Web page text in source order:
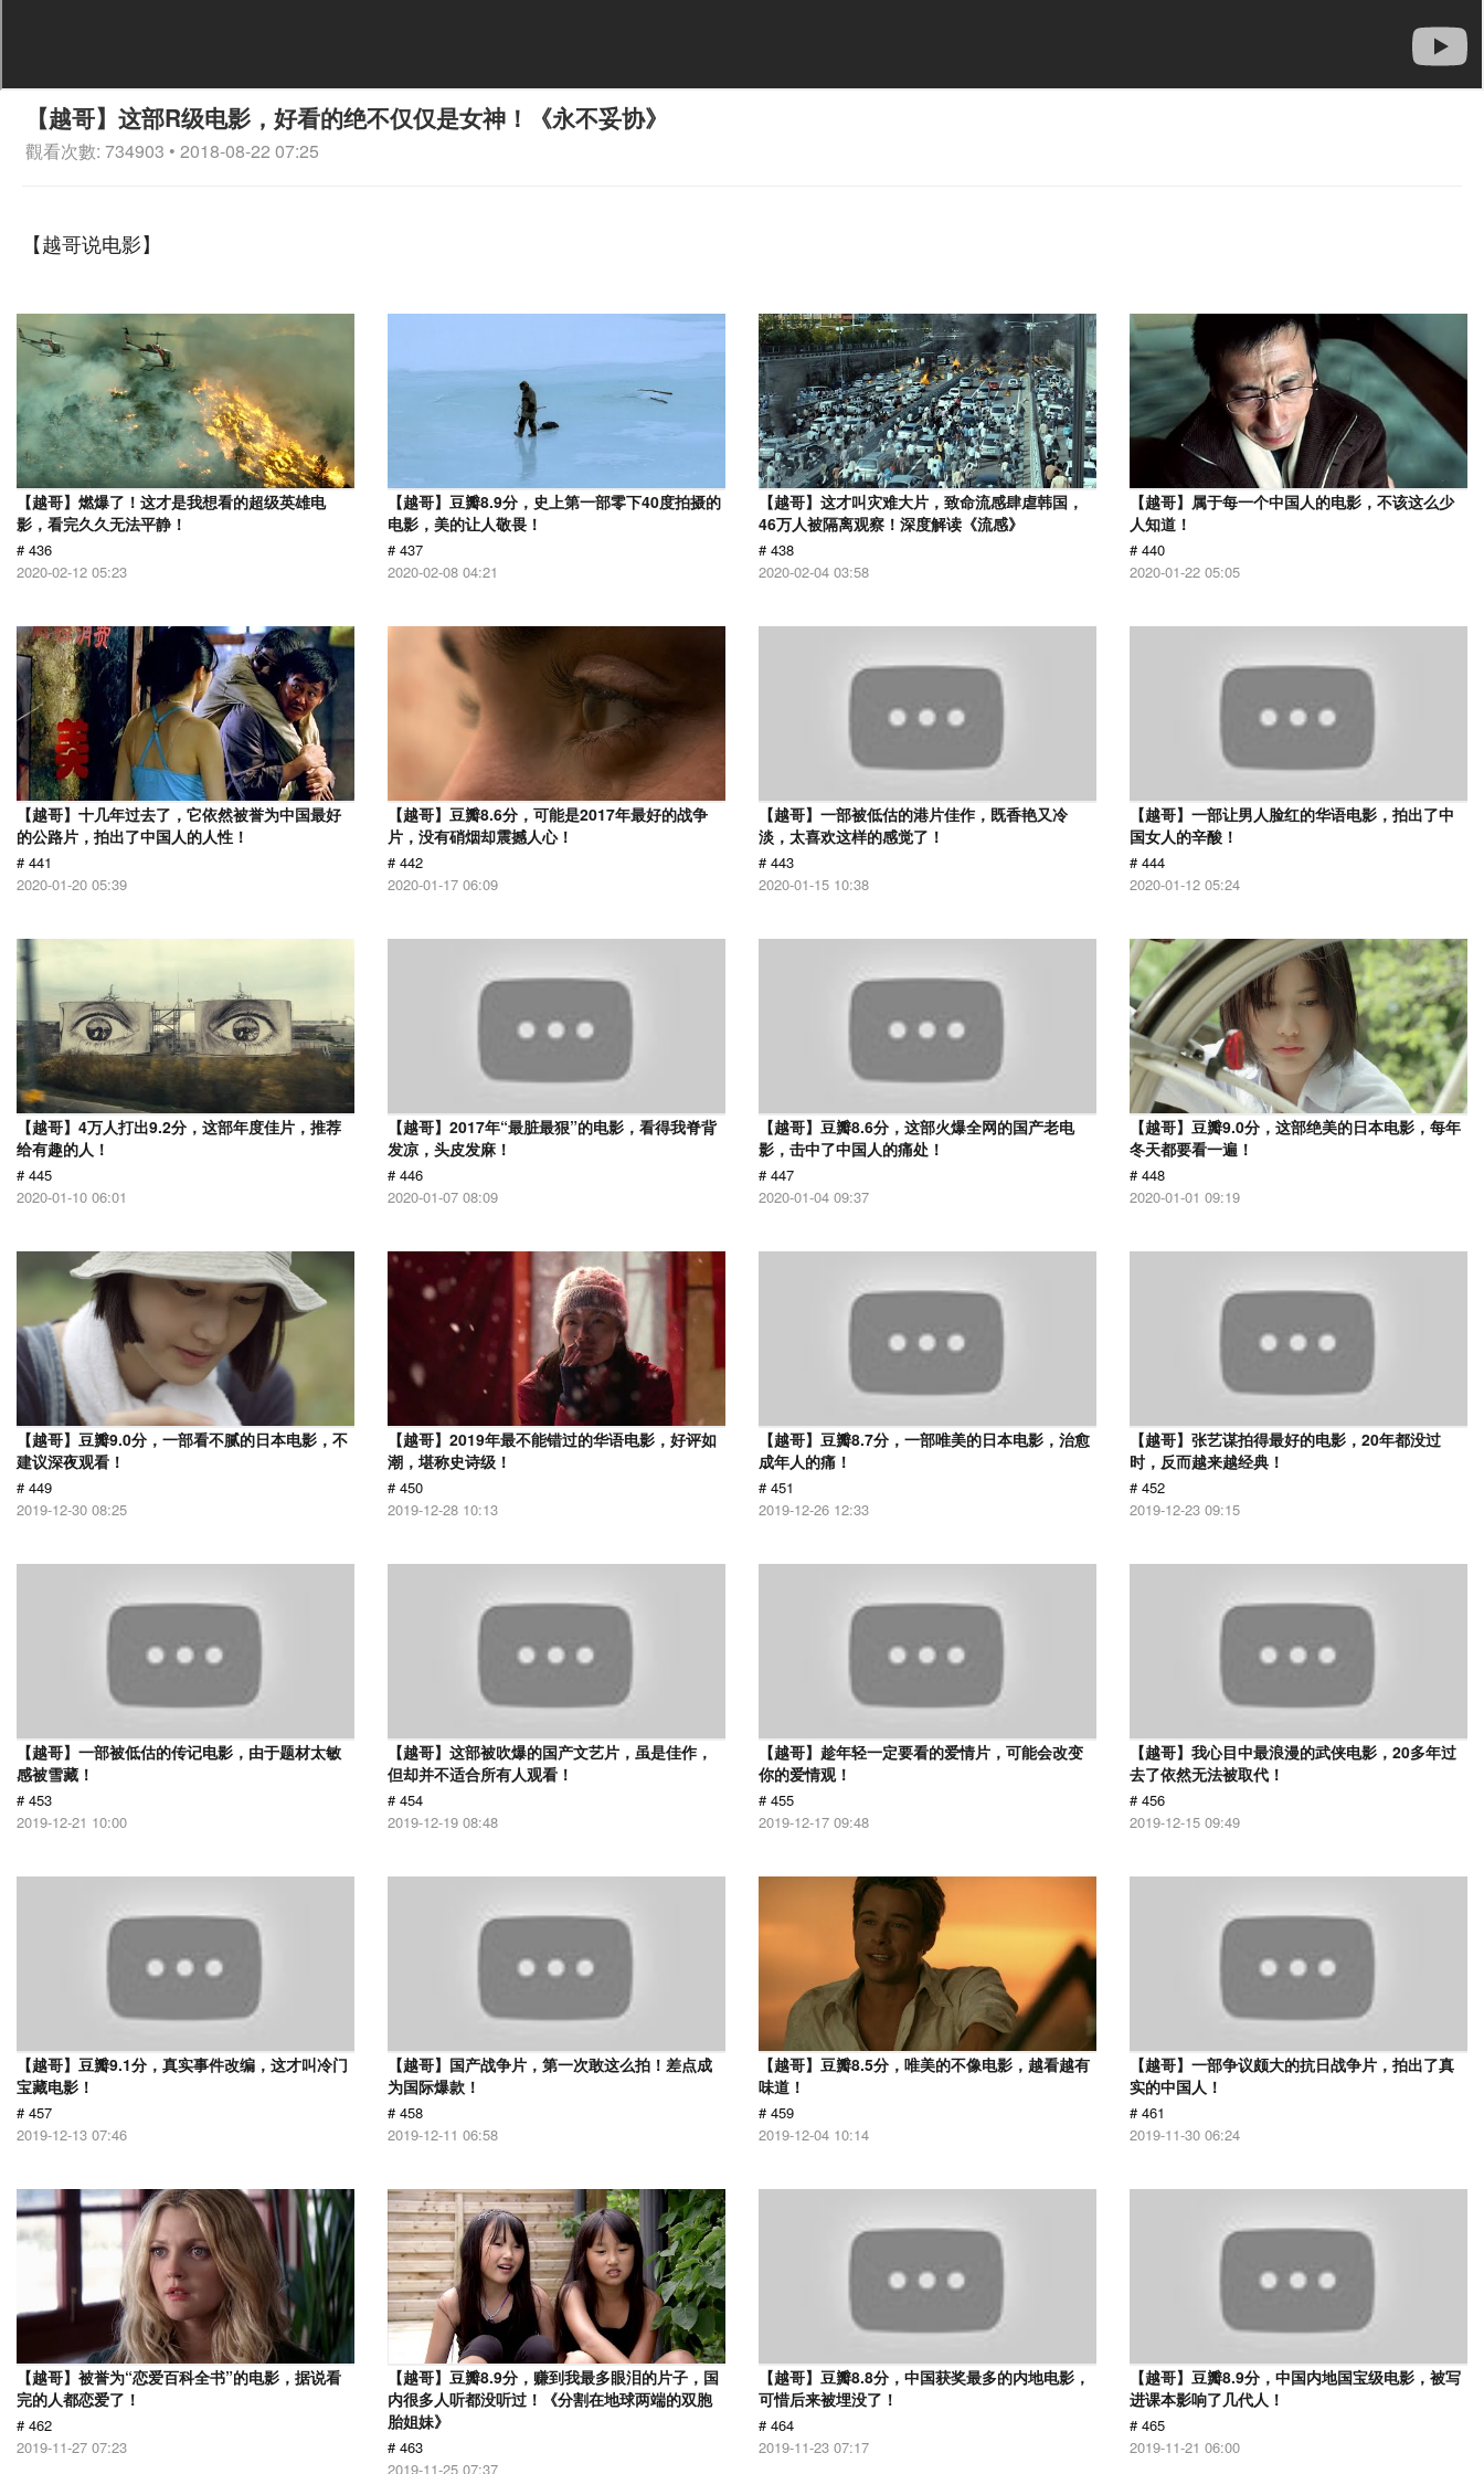
【越哥】这部R级电影，好看的绝不仅仅是女神！《永不妥协》
觀看次數: 734903 • 2018-08-22 07:25
【越哥说电影】
【越哥】燃爆了！这才是我想看的超级英雄电
影，看完久久无法平静！
# 436
2020-02-12 05:23
【越哥】豆瓣8.9分，史上第一部零下40度拍摄的
电影，美的让人敬畏！
# 437
2020-02-08 04:21
【越哥】这才叫灾难大片，致命流感肆虐韩国，
46万人被隔离观察！深度解读《流感》
# 438
2020-02-04 03:58
【越哥】属于每一个中国人的电影，不该这么少
人知道！
# 440
2020-01-22 05:05
【越哥】十几年过去了，它依然被誉为中国最好
的公路片，拍出了中国人的人性！
# 441
2020-01-20 05:39
【越哥】豆瓣8.6分，可能是2017年最好的战争
片，没有硝烟却震撼人心！
# 442
2020-01-17 06:09
【越哥】一部被低估的港片佳作，既香艳又冷
淡，太喜欢这样的感觉了！
# 443
2020-01-15 10:38
【越哥】一部让男人脸红的华语电影，拍出了中
国女人的辛酸！
# 444
2020-01-12 05:24
【越哥】4万人打出9.2分，这部年度佳片，推荐
给有趣的人！
# 445
2020-01-10 06:01
【越哥】2017年“最脏最狠”的电影，看得我脊背
发凉，头皮发麻！
# 446
2020-01-07 08:09
【越哥】豆瓣8.6分，这部火爆全网的国产老电
影，击中了中国人的痛处！
# 447
2020-01-04 09:37
【越哥】豆瓣9.0分，这部绝美的日本电影，每年
冬天都要看一遍！
# 448
2020-01-01 09:19
【越哥】豆瓣9.0分，一部看不腻的日本电影，不
建议深夜观看！
# 449
2019-12-30 08:25
【越哥】2019年最不能错过的华语电影，好评如
潮，堪称史诗级！
# 450
2019-12-28 10:13
【越哥】豆瓣8.7分，一部唯美的日本电影，治愈
成年人的痛！
# 451
2019-12-26 12:33
【越哥】张艺谋拍得最好的电影，20年都没过
时，反而越来越经典！
# 452
2019-12-23 09:15
【越哥】一部被低估的传记电影，由于题材太敏
感被雪藏！
# 453
2019-12-21 10:00
【越哥】这部被吹爆的国产文艺片，虽是佳作，
但却并不适合所有人观看！
# 454
2019-12-19 08:48
【越哥】趁年轻一定要看的爱情片，可能会改变
你的爱情观！
# 455
2019-12-17 09:48
【越哥】我心目中最浪漫的武侠电影，20多年过
去了依然无法被取代！
# 456
2019-12-15 09:49
【越哥】豆瓣9.1分，真实事件改编，这才叫冷门
宝藏电影！
# 457
2019-12-13 07:46
【越哥】国产战争片，第一次敢这么拍！差点成
为国际爆款！
# 458
2019-12-11 06:58
【越哥】豆瓣8.5分，唯美的不像电影，越看越有
味道！
# 459
2019-12-04 10:14
【越哥】一部争议颇大的抗日战争片，拍出了真
实的中国人！
# 461
2019-11-30 06:24
【越哥】被誉为“恋爱百科全书”的电影，据说看
完的人都恋爱了！
# 462
2019-11-27 07:23
【越哥】豆瓣8.9分，赚到我最多眼泪的片子，国
内很多人听都没听过！《分割在地球两端的双胞
胎姐妹》
# 463
2019-11-25 07:37
【越哥】豆瓣8.8分，中国获奖最多的内地电影，
可惜后来被埋没了！
# 464
2019-11-23 07:17
【越哥】豆瓣8.9分，中国内地国宝级电影，被写
进课本影响了几代人！
# 465
2019-11-21 06:00